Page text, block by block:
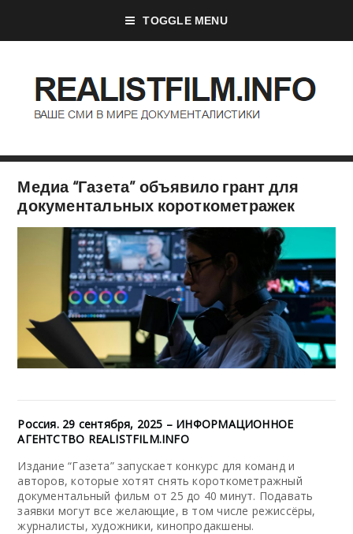
TOGGLE MENU
Медиа “Газета” объявило грант для
документальных короткометражек
Россия. 29 сентября, 2025 – ИНФОРМАЦИОННОЕ
АГЕНТСТВО REALISTFILM.INFO
Издание “Газета” запускает конкурс для команд и
авторов, которые хотят снять короткометражный
документальный фильм от 25 до 40 минут. Подавать
заявки могут все желающие, в том числе режиссёры,
журналисты, художники, кинопродакшены.